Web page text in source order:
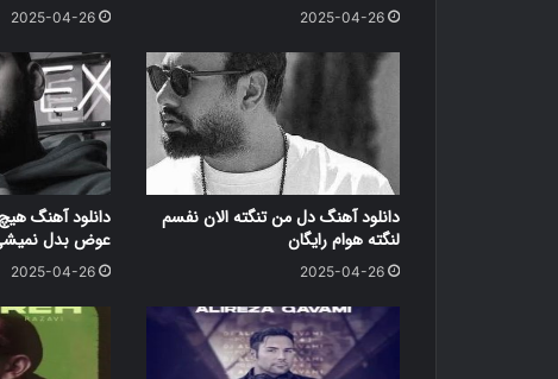
2025-04-26
2025-04-26
دانلود آهنگ دل من تنگته الان نفسم
لنگته هوام رایگان
2025-04-26
دانلود آهنگ
عوض بدل
2025-04-26